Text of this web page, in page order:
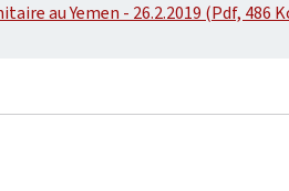
au Yemen - 26.2.2019 (Pdf, 486